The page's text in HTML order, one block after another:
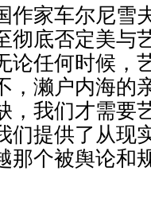
作家车尔尼雪
彻底否定美与
论任何时候，
，濑户内海的
，我们才需要
们提供了从现
那个被舆论和